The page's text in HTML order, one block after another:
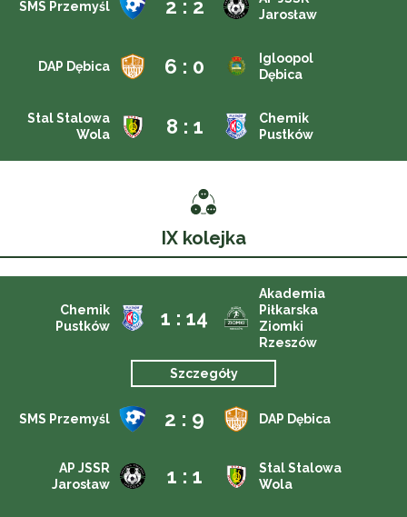
SMS Przemyśl 2 : 2
Jarosław
DAP Dębica 6 : 0
Igloopol
Dębica
Stal Stalowa
Wola
8 : 1
Chemik
Pustków
IX kolejka
Chemik
Pustków
1 : 14
Akademia
Piłkarska
Ziomki
Rzeszów
Szczegóły
SMS Przemyśl 2 : 9 DAP Dębica
AP JSSR
Jarosław
1 : 1
Stal Stalowa
Wola